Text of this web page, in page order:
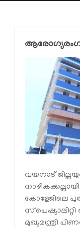
വയനാട്
കോളേജിലെ
മുഖ്യമന്ത്രി